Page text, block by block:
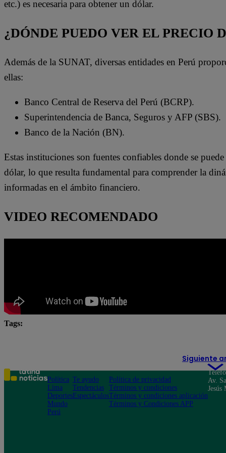
etc.) es necesaria para obtener un dólar.
¿DÓNDE PUEDO VER EL PRECIO
Además de la SUNAT, diversas entidades en Perú
ellas:
Banco Central de Reserva del Perú (BCRP).
Superintendencia de Banca, Seguros y AFP (SBS).
Banco de la Nación (BN).
Estas instituciones son fuentes confiables donde se
dólar, lo que resulta fundamental para comprender la
informadas en el ámbito financiero.
VIDEO RECOMENDADO
Tags:
Siguiente
Política
Lima
Deportes
Mundo
Perú
Te ayudo
Tendencias
Espectáculos
Política de privacidad
Términos y condiciones
Términos y condiciones aplicación
Términos y Condiciones APP
Av.
Jesús